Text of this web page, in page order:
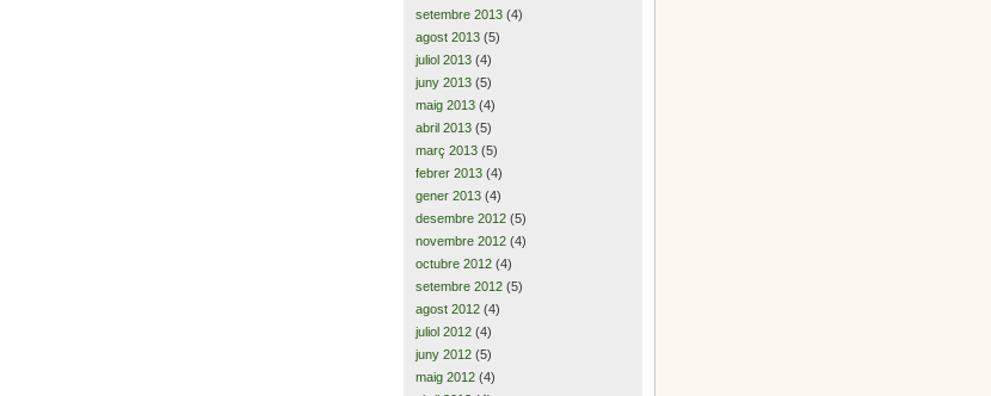
setembre 2013 (4)
agost 2013 (5)
juliol 2013 (4)
juny 2013 (5)
maig 2013 (4)
abril 2013 (5)
març 2013 (5)
febrer 2013 (4)
gener 2013 (4)
desembre 2012 (5)
novembre 2012 (4)
octubre 2012 (4)
setembre 2012 (5)
agost 2012 (4)
juliol 2012 (4)
juny 2012 (5)
maig 2012 (4)